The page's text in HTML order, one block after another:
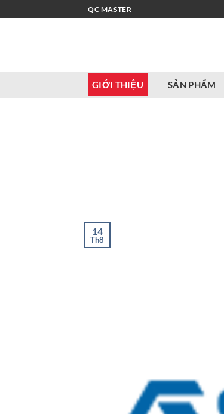
qua
QC MASTER
GIỚI THIỆU SẢN PHẨM
14
Th8